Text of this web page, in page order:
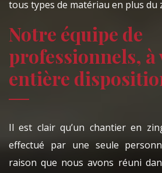
tous types de matériau en plus du
Notre équipe de
professionnels, à
entière
Il est clair qu’un chantier en
effectué par une seule
raison que nous avons réuni